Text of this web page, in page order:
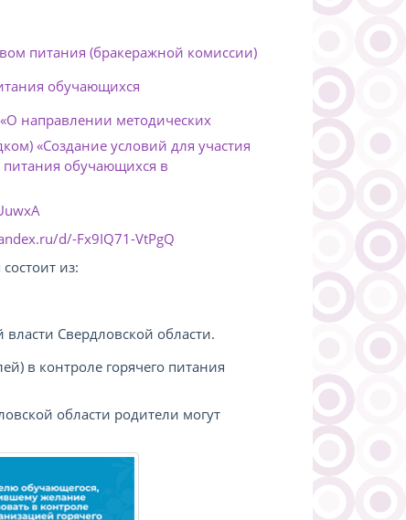
питания (бракеражной комиссии)
обучающихся
направлении методических
«Создание условий для участия
питания обучающихся в
d/-Fx9IQ71-VtPgQ
из:
Свердловской области.
в контроле горячего питания
области родители могут